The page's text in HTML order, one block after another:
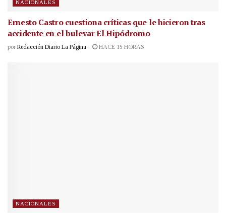
NACIONALES
Ernesto Castro cuestiona críticas que le hicieron tras
accidente en el bulevar El Hipódromo
por Redacción Diario La Página HACE 15 HORAS
NACIONALES